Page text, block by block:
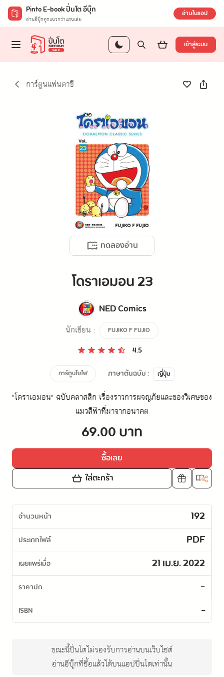
Pinto E-book ปิ่นโต อีบุ๊ก
อ่านอีบุ๊กทุกแนวกว่าแสนเล่ม อ่านในแอป
เข้าสู่ระบบ
การ์ตูนแฟนตาซี
ทดลองอ่าน
โดราเอมอน 23
NED Comics
นักเขียน : FUJIKO F FUJIO
4.5
การ์ตูนไซไฟ ภาษาต้นฉบับ : ญี่ปุ่น
"โดราเอมอน" ฉบับคลาสสิก เรื่องราวการผจญภัยและของวิเศษของ
แมวสีฟ้าที่มาจากอนาคต
69.00 บาท
ซื้อเลย
ใส่ตะกร้า
จำนวนหน้า 192
ประเภทไฟล์ PDF
เผยแพร่เมื่อ 21 เม.ย. 2022
ราคาปก -
ISBN -
ขณะนี้ปิ่นโตไม่รองรับการอ่านบนเว็บไซต์
อ่านอีบุ๊กที่ซื้อแล้วได้บนแอปปิ่นโตเท่านั้น